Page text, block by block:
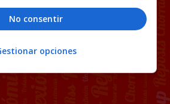
No consentir
opciones